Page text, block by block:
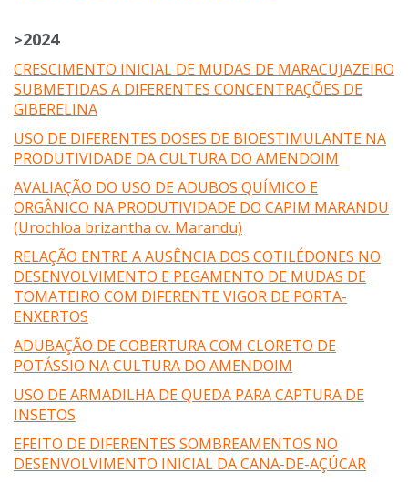
>2024
CRESCIMENTO INICIAL DE MUDAS DE MARACUJAZEIRO
SUBMETIDAS A DIFERENTES CONCENTRAÇÕES DE
GIBERELINA
USO DE DIFERENTES DOSES DE BIOESTIMULANTE NA
PRODUTIVIDADE DA CULTURA DO AMENDOIM
AVALIAÇÃO DO USO DE ADUBOS QUÍMICO E
ORGÂNICO NA PRODUTIVIDADE DO CAPIM MARANDU
(Urochloa brizantha cv. Marandu)
RELAÇÃO ENTRE A AUSÊNCIA DOS COTILÉDONES NO
DESENVOLVIMENTO E PEGAMENTO DE MUDAS DE
TOMATEIRO COM DIFERENTE VIGOR DE PORTA-
ENXERTOS
ADUBAÇÃO DE COBERTURA COM CLORETO DE
POTÁSSIO NA CULTURA DO AMENDOIM
USO DE ARMADILHA DE QUEDA PARA CAPTURA DE
INSETOS
EFEITO DE DIFERENTES SOMBREAMENTOS NO
DESENVOLVIMENTO INICIAL DA CANA-DE-AÇÚCAR